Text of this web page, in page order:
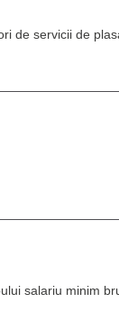
de servicii de
salariu minim